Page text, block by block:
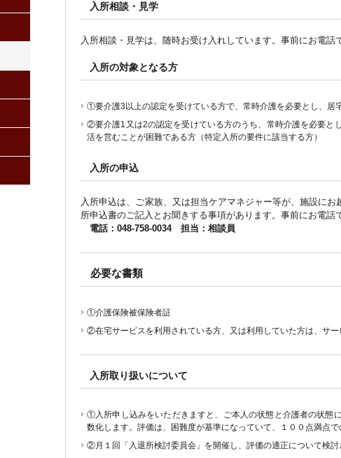
入所相談・見学
入所相談・見学は、随時お受け入れしています。事前にお電話
入所の対象となる方
①要介護3以上の認定を受けている方で、常時介護を必要とし、居
②要介護1又は2の認定を受けている方のうち、常時介護を必要と
活を営むことが困難である方（特定入所の要件に該当する方）
入所の申込
入所申込は、ご家族、又は担当ケアマネジャー等が、施設に
所申込書のご記入とお聞きする事項があります。事前にお電話
電話：048-758-0034 担当：相談員
必要な書類
①介護保険被保険者証
②在宅サービスを利用されている方、又は利用していた方は、サ
入所取り扱いについて
①入所申し込みをいただきますと、ご本人の状態と介護者の状態
数化します。評価は、困難度が基準になっていて、１００点満点で
②月１回「入退所検討委員会」を開催し、評価の適正について検討